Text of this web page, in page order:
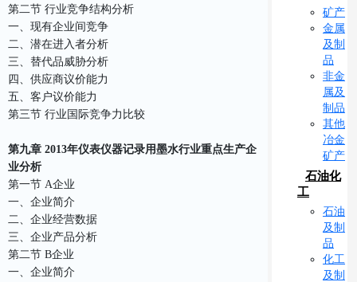
第二节 行业竞争结构分析
一、现有企业间竞争
二、潜在进入者分析
三、替代品威胁分析
四、供应商议价能力
五、客户议价能力
第三节 行业国际竞争力比较
第九章 2013年仪表仪器记录用墨水行业重点生产企
业分析
第一节 A企业
一、企业简介
二、企业经营数据
三、企业产品分析
第二节 B企业
一、企业简介
矿产
金属
及制
品
非金
属及
制品
其他
冶金
矿产
石油化
工
石油
及制
品
化工
及制